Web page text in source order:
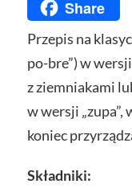
Email Share
Przepis na
po-bre”) w
z ziemniakami
w wersji „zupa”,
koniec
Składniki: